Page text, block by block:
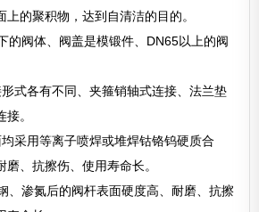
的聚积物，达到自清洁的目的。
的阀体、阀盖是模锻件、DN65以上的阀
式各有不同、夹箍销轴式连接、法兰垫
。
采用等离子喷焊或堆焊钴铬钨硬质合
、抗擦伤、使用寿命长。
、渗氮后的阀杆表面硬度高、耐磨、抗擦